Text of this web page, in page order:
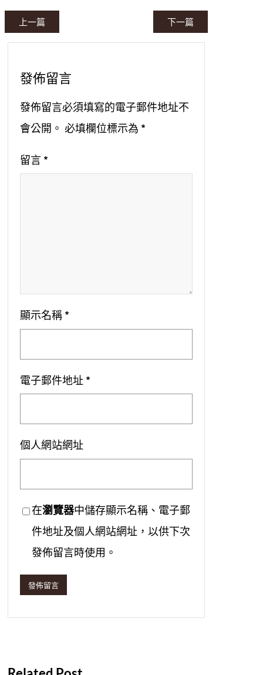
上一篇 下一篇
發佈留言
發佈留言必須填寫的電子郵件地址不
會公開。 必填欄位標示為 *
留言 *
顯示名稱 *
電子郵件地址 *
個人網站網址
在瀏覽器中儲存顯示名稱、電子郵
件地址及個人網站網址，以供下次
發佈留言時使用。